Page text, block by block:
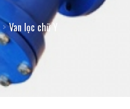
Van lọc chữ Y